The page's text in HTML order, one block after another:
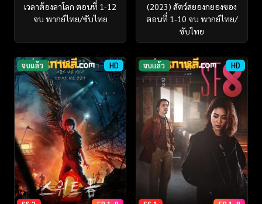
เวลาต้องลาโลก ตอนที่ 1-12
จบ พากย์ไทย/ซับไทย
(2023) สัตว์สยองกยองซอง
ตอนที่ 1-10 จบ พากย์ไทย/
ซับไทย
จบแล้ว HD จบแล้ว HD